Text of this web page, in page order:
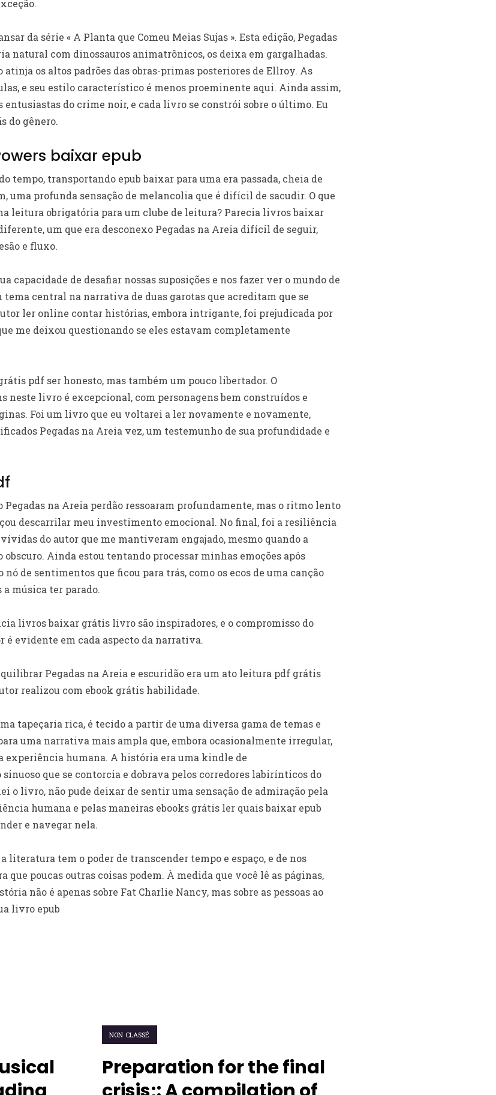
da série « A Planta que Comeu Meias Sujas ». Esta edição, Pegadas
natural com dinossauros animatrônicos, os deixa em gargalhadas.
os altos padrões das obras-primas posteriores de Ellroy. As
e seu estilo característico é menos proeminente aqui. Ainda assim,
do crime noir, e cada livro se constrói sobre o último. Eu
do gênero.
baixar epub
tempo, transportando epub baixar para uma era passada, cheia de
uma profunda sensação de melancolia que é difícil de sacudir. O que
leitura obrigatória para um clube de leitura? Parecia livros baixar
um que era desconexo Pegadas na Areia difícil de seguir,
e fluxo.
capacidade de desafiar nossas suposições e nos fazer ver o mundo de
central na narrativa de duas garotas que acreditam que se
ler online contar histórias, embora intrigante, foi prejudicada por
me deixou questionando se eles estavam completamente
pdf ser honesto, mas também um pouco libertador. O
neste livro é excepcional, com personagens bem construídos e
Foi um livro que eu voltarei a ler novamente e novamente,
Pegadas na Areia vez, um testemunho de sua profundidade e
Pegadas na Areia perdão ressoaram profundamente, mas o ritmo lento
descarrilar meu investimento emocional. No final, foi a resiliência
do autor que me mantiveram engajado, mesmo quando a
Ainda estou tentando processar minhas emoções após
de sentimentos que ficou para trás, como os ecos de uma canção
música ter parado.
livros baixar grátis livro são inspiradores, e o compromisso do
evidente em cada aspecto da narrativa.
Pegadas na Areia e escuridão era um ato leitura pdf grátis
realizou com ebook grátis habilidade.
tapeçaria rica, é tecido a partir de uma diversa gama de temas e
uma narrativa mais ampla que, embora ocasionalmente irregular,
experiência humana. A história era uma kindle de
que se contorcia e dobrava pelos corredores labirínticos do
o livro, não pude deixar de sentir uma sensação de admiração pela
humana e pelas maneiras ebooks grátis ler quais baixar epub
e navegar nela.
literatura tem o poder de transcender tempo e espaço, e de nos
que poucas outras coisas podem. À medida que você lê as páginas,
não é apenas sobre Fat Charlie Nancy, mas sobre as pessoas ao
livro epub
NON CLASSÉ
Preparation for the final